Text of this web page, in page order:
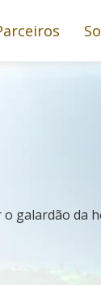
galardão da